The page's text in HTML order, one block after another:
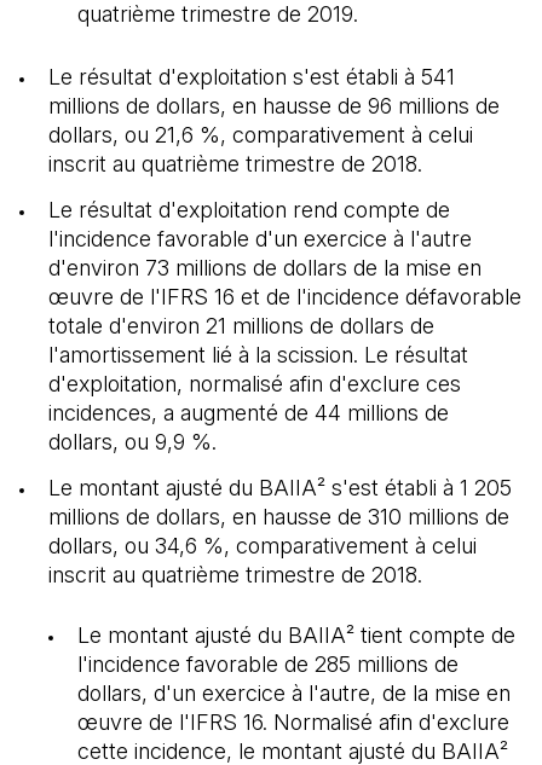
quatrième trimestre de 2019.
Le résultat d'exploitation s'est établi à 541
millions de dollars, en hausse de 96 millions de
dollars, ou 21,6 %, comparativement à celui
inscrit au quatrième trimestre de 2018.
Le résultat d'exploitation rend compte de
l'incidence favorable d'un exercice à l'autre
d'environ 73 millions de dollars de la mise en
œuvre de l'IFRS 16 et de l'incidence défavorable
totale d'environ 21 millions de dollars de
l'amortissement lié à la scission. Le résultat
d'exploitation, normalisé afin d'exclure ces
incidences, a augmenté de 44 millions de
dollars, ou 9,9 %.
Le montant ajusté du BAIIA² s'est établi à 1 205
millions de dollars, en hausse de 310 millions de
dollars, ou 34,6 %, comparativement à celui
inscrit au quatrième trimestre de 2018.
Le montant ajusté du BAIIA² tient compte de
l'incidence favorable de 285 millions de
dollars, d'un exercice à l'autre, de la mise en
œuvre de l'IFRS 16. Normalisé afin d'exclure
cette incidence, le montant ajusté du BAIIA²